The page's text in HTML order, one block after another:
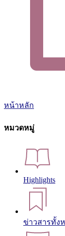
หน้าหลัก
หมวดหมู่
Highlights
ข่าวสารทั้ง